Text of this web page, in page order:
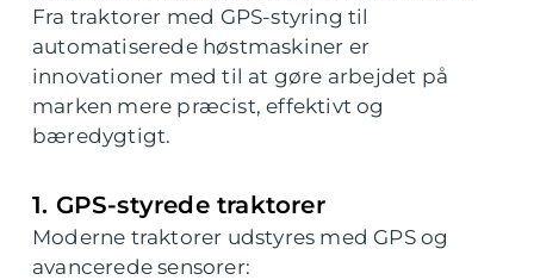
Fra traktorer med GPS-styring til
automatiserede høstmaskiner er
innovationer med til at gøre arbejdet på
marken mere præcist, effektivt og
bæredygtigt.
1. GPS-styrede traktorer
Moderne traktorer udstyres med GPS og
avancerede sensorer: